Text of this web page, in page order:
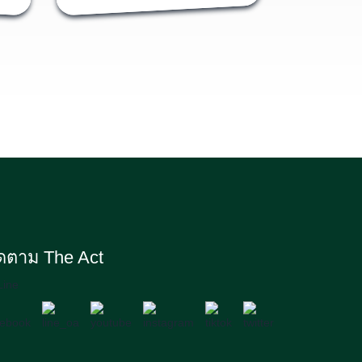
แพทยศาสตร์ ม.ขอนแก่น
ตาม The Act